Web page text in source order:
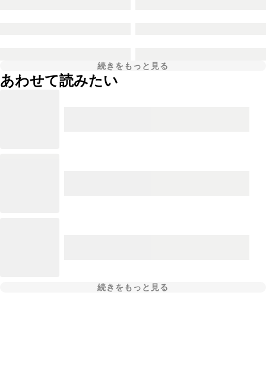
続きをもっと見る
あわせて読みたい
続きをもっと見る